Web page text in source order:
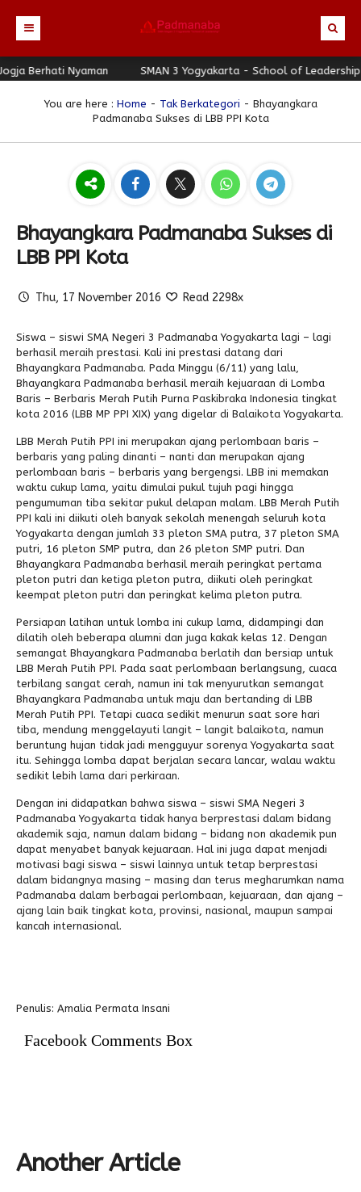
Beranda
Profil
Struktur Organisasi
Seragam
Pengumuman
Guru & Karyawan
Padmanaba Smart Service
Karya Siswa
Progresif #37
Padstory
Antologi Puisi 1
Antologi Puisi 2
Antologi Puisi 3
Antologi Puisi 4
Antologi Cerpen B.Inggris
Fasilitas
Kegiatan Kemitraan
Foto
Download
Bulletin
Padnews
Majalah Progresif
Link Referensi
Event Padmanaba
Penbes 2026
PPDB
Alumni
Berhati Nyaman SMAN 3 Yogyakarta - School of Leadership -
You are here : Home - Tak Berkategori - Bhayangkara
Padmanaba Sukses di LBB PPI Kota
Bhayangkara Padmanaba Sukses di
LBB PPI Kota
Thu, 17 November 2016 Read 2298x
Siswa – siswi SMA Negeri 3 Padmanaba Yogyakarta lagi – lagi
berhasil meraih prestasi. Kali ini prestasi datang dari
Bhayangkara Padmanaba. Pada Minggu (6/11) yang lalu,
Bhayangkara Padmanaba berhasil meraih kejuaraan di Lomba
Baris – Berbaris Merah Putih Purna Paskibraka Indonesia tingkat
kota 2016 (LBB MP PPI XIX) yang digelar di Balaikota Yogyakarta.
LBB Merah Putih PPI ini merupakan ajang perlombaan baris –
berbaris yang paling dinanti – nanti dan merupakan ajang
perlombaan baris – berbaris yang bergengsi. LBB ini memakan
waktu cukup lama, yaitu dimulai pukul tujuh pagi hingga
pengumuman tiba sekitar pukul delapan malam. LBB Merah Putih
PPI kali ini diikuti oleh banyak sekolah menengah seluruh kota
Yogyakarta dengan jumlah 33 pleton SMA putra, 37 pleton SMA
putri, 16 pleton SMP putra, dan 26 pleton SMP putri. Dan
Bhayangkara Padmanaba berhasil meraih peringkat pertama
pleton putri dan ketiga pleton putra, diikuti oleh peringkat
keempat pleton putri dan peringkat kelima pleton putra.
Persiapan latihan untuk lomba ini cukup lama, didampingi dan
dilatih oleh beberapa alumni dan juga kakak kelas 12. Dengan
semangat Bhayangkara Padmanaba berlatih dan bersiap untuk
LBB Merah Putih PPI. Pada saat perlombaan berlangsung, cuaca
terbilang sangat cerah, namun ini tak menyurutkan semangat
Bhayangkara Padmanaba untuk maju dan bertanding di LBB
Merah Putih PPI. Tetapi cuaca sedikit menurun saat sore hari
tiba, mendung menggelayuti langit – langit balaikota, namun
beruntung hujan tidak jadi mengguyur sorenya Yogyakarta saat
itu. Sehingga lomba dapat berjalan secara lancar, walau waktu
sedikit lebih lama dari perkiraan.
Dengan ini didapatkan bahwa siswa – siswi SMA Negeri 3
Padmanaba Yogyakarta tidak hanya berprestasi dalam bidang
akademik saja, namun dalam bidang – bidang non akademik pun
dapat menyabet banyak kejuaraan. Hal ini juga dapat menjadi
motivasi bagi siswa – siswi lainnya untuk tetap berprestasi
dalam bidangnya masing – masing dan terus megharumkan nama
Padmanaba dalam berbagai perlombaan, kejuaraan, dan ajang –
ajang lain baik tingkat kota, provinsi, nasional, maupun sampai
kancah internasional.
Penulis: Amalia Permata Insani
Facebook Comments Box
Another Article